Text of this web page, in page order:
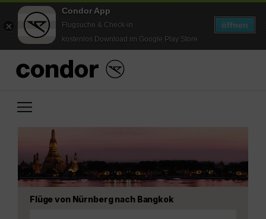
Condor App
Flugsuche & Check-in
kostenlos Download im Google Play Store
öffnen
Flüge von Nürnberg nach Bangkok